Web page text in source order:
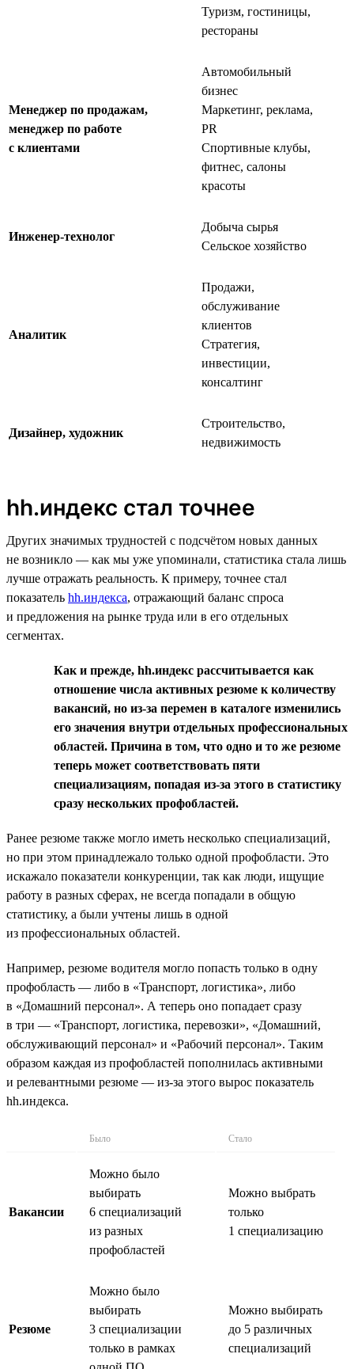
Туризм, гостиницы,
рестораны
Менеджер по продажам,
менеджер по работе
с клиентами
Автомобильный
бизнес
Маркетинг, реклама,
PR
Спортивные клубы,
фитнес, салоны
красоты
Инженер-технолог
Добыча сырья
Сельское хозяйство
Аналитик
Продажи,
обслуживание
клиентов
Стратегия,
инвестиции,
консалтинг
Дизайнер, художник
Строительство,
недвижимость
hh.индекс стал точнее
Других значимых трудностей с подсчётом новых данных
не возникло — как мы уже упоминали, статистика стала лишь
лучше отражать реальность. К примеру, точнее стал
показатель hh.индекса, отражающий баланс спроса
и предложения на рынке труда или в его отдельных
сегментах.
Как и прежде, hh.индекс рассчитывается как
отношение числа активных резюме к количеству
вакансий, но из-за перемен в каталоге изменились
его значения внутри отдельных профессиональных
областей. Причина в том, что одно и то же резюме
теперь может соответствовать пяти
специализациям, попадая из-за этого в статистику
сразу нескольких профобластей.
Ранее резюме также могло иметь несколько специализаций,
но при этом принадлежало только одной профобласти. Это
искажало показатели конкуренции, так как люди, ищущие
работу в разных сферах, не всегда попадали в общую
статистику, а были учтены лишь в одной
из профессиональных областей.
Например, резюме водителя могло попасть только в одну
профобласть — либо в «Транспорт, логистика», либо
в «Домашний персонал». А теперь оно попадает сразу
в три — «Транспорт, логистика, перевозки», «Домашний,
обслуживающий персонал» и «Рабочий персонал». Таким
образом каждая из профобластей пополнилась активными
и релевантными резюме — из-за этого вырос показатель
hh.индекса.
Было Стало
Вакансии
Можно было
выбирать
6 специализаций
из разных
профобластей
Можно выбрать
только
1 специализацию
Резюме
Можно было
выбирать
3 специализации
только в рамках
Можно выбирать
до 5 различных
специализаций